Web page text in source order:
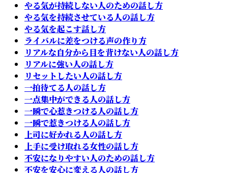
やる気が持続しない人のための話し方
やる気を持続させている人の話し方
やる気を起こす話し方
ライバルに差をつける声の作り方
リアルな自分から目を背けない人の話し方
リアルに強い人の話し方
リセットしたい人の話し方
一拍待てる人の話し方
一点集中ができる人の話し方
一瞬で心惹きつける人の話し方
一瞬で惹きつける人の話し方
上司に好かれる人の話し方
上手に受け取れる女性の話し方
不安になりやすい人のための話し方
不安を安心に変える人の話し方